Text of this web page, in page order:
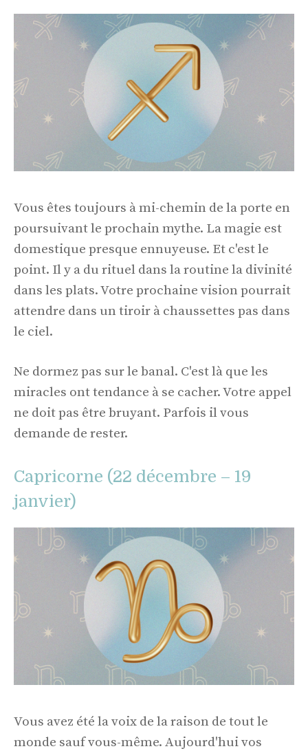
Vous êtes toujours à mi-chemin de la porte en
poursuivant le prochain mythe. La magie est
domestique presque ennuyeuse. Et c'est le
point. Il y a du rituel dans la routine la divinité
dans les plats. Votre prochaine vision pourrait
attendre dans un tiroir à chaussettes pas dans
le ciel.
Ne dormez pas sur le banal. C'est là que les
miracles ont tendance à se cacher. Votre appel
ne doit pas être bruyant. Parfois il vous
demande de rester.
Capricorne (22 décembre – 19
janvier)
Vous avez été la voix de la raison de tout le
monde sauf vous-même. Aujourd'hui vos